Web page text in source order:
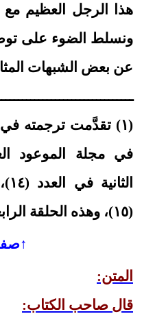
هذا الرجل العظيم
ونسلط الضوء على
عن بعض الشبهات
(١) تقدَّمت ترجمته
(١٥)، وهذه الحلقة الرابعة والأخيرة.
المتن:
قال صاحب الكتاب: